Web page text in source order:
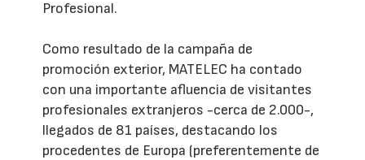
Profesional.
Como resultado de la campaña de
promoción exterior, MATELEC ha contado
con una importante afluencia de visitantes
profesionales extranjeros -cerca de 2.000-,
llegados de 81 países, destacando los
procedentes de Europa (preferentemente de